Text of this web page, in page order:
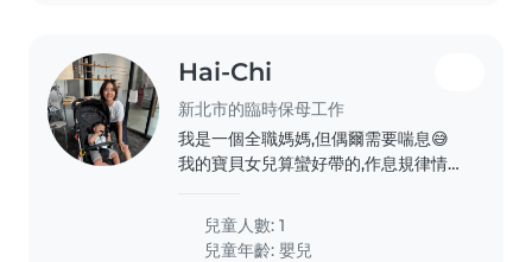
上有喝飽吃飽玩一下都很好睡
Hai-Chi
新北市的臨時保母工作
我是一個全職媽媽,但偶爾需要喘息😅
我的寶貝女兒算蠻好帶的,作息規律情緒
越好跟有一些自己的意見😅
兒童人數: 1
兒童年齡:嬰兒